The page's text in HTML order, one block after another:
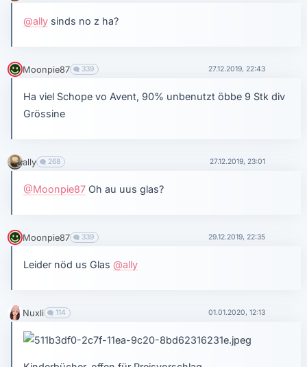
@ally sinds no z ha?
Moonpie87 339 27.12.2019, 22:43
Ha viel Schope vo Avent, 90% unbenutzt öbbe 9 Stk div
Grössine
ally 268 27.12.2019, 23:01
@Moonpie87 Oh au uus glas?
Moonpie87 339 29.12.2019, 22:35
Leider nöd us Glas @ally
Nuxli 114 01.01.2020, 12:13